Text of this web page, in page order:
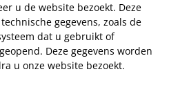
u de website bezoekt. Deze
gegevens, zoals de
dat u gebruikt of
Deze gegevens worden
u onze website bezoekt.